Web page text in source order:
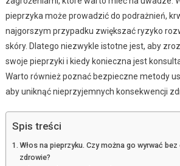
pieprzyka może prowadzić do podrażnień,
najgorszym przypadku zwiększać ryzyko
skóry. Dlatego niezwykle istotne jest, aby
swoje pieprzyki i kiedy konieczna jest
Warto również poznać bezpieczne metody
aby uniknąć nieprzyjemnych konsekwencji
Spis treści
Włos na pieprzyku. Czy można go wyrwać
zdrowie?